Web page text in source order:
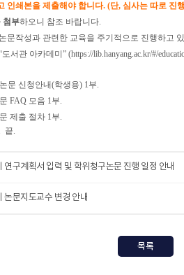
인쇄본을 제출해야 합니다. (단, 심사는 따로 진
첨부하오니 참조 바랍니다.
문작성과 관련한 교육을 주기적으로 진행하고
서관 아카데미” (https://lib.hanyang.ac.kr/#/
문 신청안내(학생용) 1부.
FAQ 모음 1부.
제출 절차 1부.
끝.
연구계획서 입력 및 학위청구논문 진행 일정 안내
논문지도교수 변경 안내
목록